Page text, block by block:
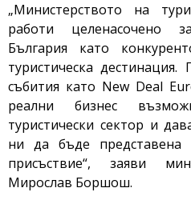
„Министерството на
работи целенасочено
България като
туристическа
събития като New Deal
реални бизнес
туристически сектор и
ни да бъде представена
присъствие“, заяви
Мирослав Боршош.